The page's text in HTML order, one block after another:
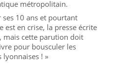
métropolitain.
ses 10 ans et pourtant
est en crise, la presse écrite
mais cette parution doit
pour bousculer les
lyonnaises ! »